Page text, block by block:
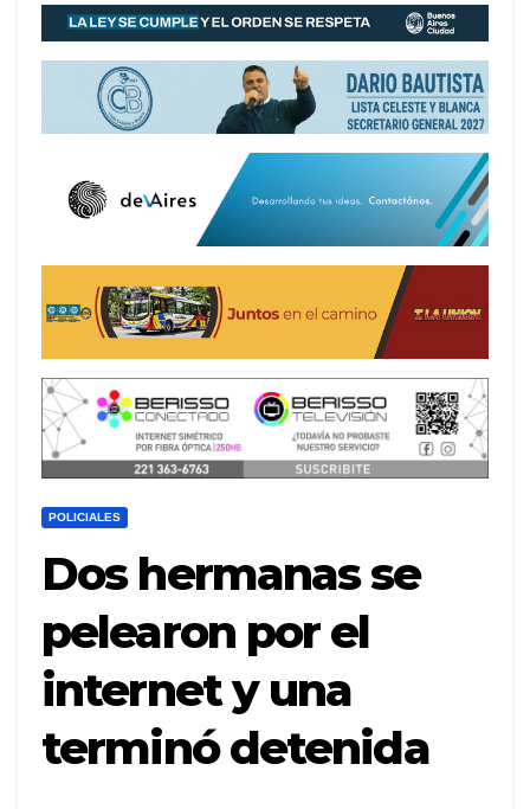
POLICIALES
Dos hermanas se
pelearon por el
internet y una
terminó detenida